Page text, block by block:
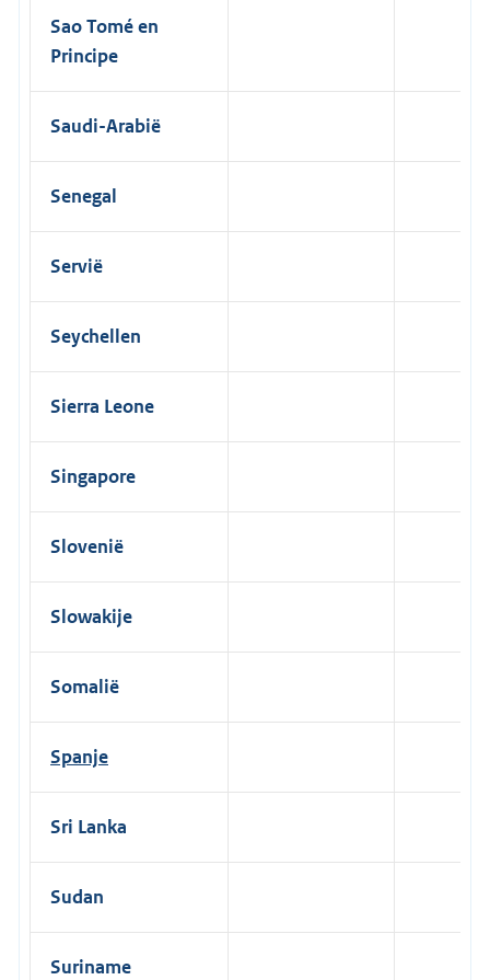
Sao Tomé en
Principe
Saudi-Arabië
Senegal
Servië
Seychellen
Sierra Leone
Singapore
Slovenië
Slowakije
Somalië
Spanje
Sri Lanka
Sudan
Suriname